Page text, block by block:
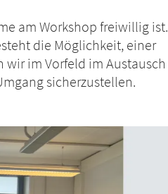
am Workshop freiwillig ist.
die Möglichkeit, einer
wir im Vorfeld im Austausch
sicherzustellen.